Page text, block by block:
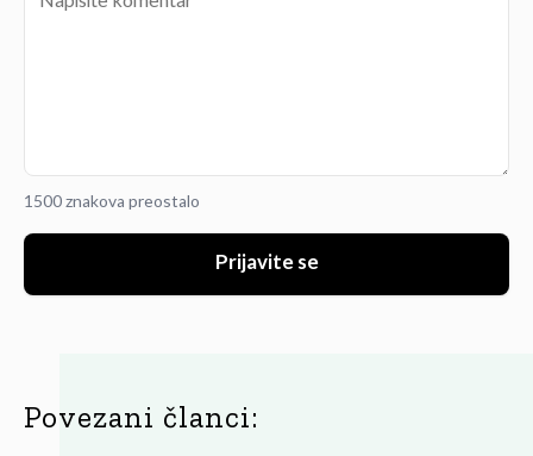
1500 znakova preostalo
Prijavite se
Povezani članci: